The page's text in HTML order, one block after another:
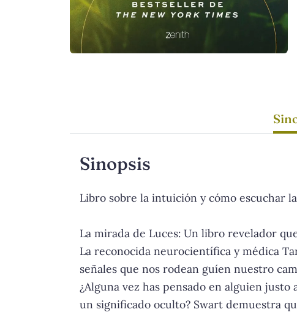
Sinopsis
Libro sobre la intuición y cómo escuchar
La mirada de Luces: Un libro revelador
La reconocida neurocientífica y médica
señales que nos rodean guíen nuestro
¿Alguna vez has pensado en alguien
un significado oculto? Swart demuestra